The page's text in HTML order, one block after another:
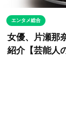
エンタメ総合
女優、片瀬那
紹介【芸能人